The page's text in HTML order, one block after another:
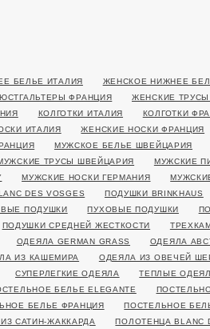
БЕЛЬЕ ИТАЛИЯ ЖЕНСКОЕ НИЖНЕЕ
ФРАНЦИЯ ЖЕНСКИЕ
КОЛГОТКИ ИТАЛИЯ КОЛГОТКИ
ИТАЛИЯ ЖЕНСКИЕ НОСКИ ФРАНЦИЯ
МУЖСКОЕ БЕЛЬЕ ШВЕЙЦАРИЯ
ТРУСЫ ШВЕЙЦАРИЯ МУЖСКИЕ
МУЖСКИЕ НОСКИ ГЕРМАНИЯ
DES VOSGES ПОДУШКИ BRINKHAUS
ПОДУШКИ ПУХОВЫЕ ПОДУШКИ
ПОДУШКИ СРЕДНЕЙ ЖЕСТКОСТИ
ОДЕЯЛА GERMAN GRASS ОДЕЯЛА
ИЗ КАШЕМИРА ОДЕЯЛА ИЗ ОВЕЧЕЙ
СУПЕРЛЕГКИЕ ОДЕЯЛА ТЕПЛЫЕ
БЕЛЬЕ ELEGANTE
БЕЛЬЕ ФРАНЦИЯ ПОСТЕЛЬНОЕ
САТИН-ЖАККАРДА ПОЛОТЕНЦА BLANC